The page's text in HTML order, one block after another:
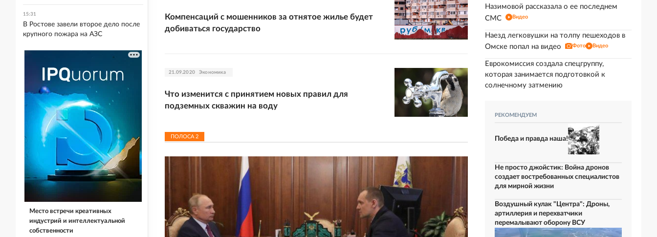
Компенсаций с мошенников за отнятое жилье будет
добиваться государство
21.09.2020 Экономика
Что изменится с принятием новых правил для
подземных скважин на воду
ПОЛОСА 2
Назимовой рассказала о ее последнем
СМС
Видео
Наезд легковушки на толпу пешеходов в
Омске попал на видео
Фото Видео
Еврокомиссия создала спецгруппу,
которая занимается подготовкой к
солнечному затмению
РЕКОМЕНДУЕМ
Победа и правда наша!
Не просто джойстик: Война дронов
создает востребованных специалистов
для мирной жизни
Воздушный кулак "Центра": Дроны,
артиллерия и перехватчики
перемалывают оборону ВСУ
15:31
В Ростове завели второе дело после
крупного пожара на АЗС
Место встречи креативных
индустрий и интеллектуальной
собственности